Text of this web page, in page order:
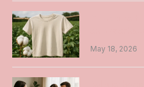
May 18, 2026